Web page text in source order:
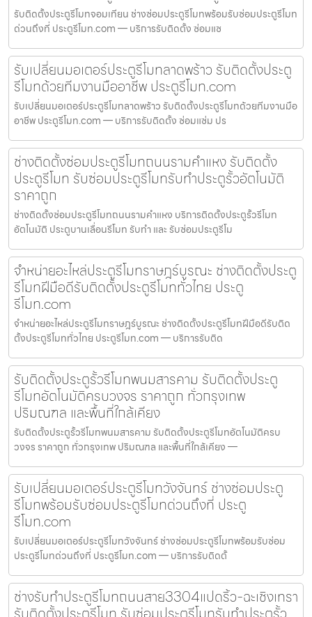
รับติดตั้งประตูรีโมทจอมเทียน ช่างซ่อมประตูรีโมทพร้อมรับซ่อมประตูรีโมท
ด่วนถึงที่ ประตูรีโมท.com — บริการรับติดตั้ง ซ่อมแซ
รับเปลี่ยนมอเตอร์ประตูรีโมทลาดพร้าว รับติดตั้งประตู
รีโมทด้วยทีมงานมืออาชีพ ประตูรีโมท.com
รับเปลี่ยนมอเตอร์ประตูรีโมทลาดพร้าว รับติดตั้งประตูรีโมทด้วยทีมงานมือ
อาชีพ ประตูรีโมท.com — บริการรับติดตั้ง ซ่อมแซ่ม ปร
ช่างติดตั้งซ่อมประตูรีโมทถนนรามคำแหง รับติดตั้ง
ประตูรีโมท รับซ่อมประตูรีโมทรับทำประตูรั้วอัตโนมัติ
ราคาถูก
ช่างติดตั้งซ่อมประตูรีโมทถนนรามคำแหง บริการติดตั้งประตูรั้วรีโมท
อัตโนมัติ ประตูบานเลื่อนรีโมท รับทำ และ รับซ่อมประตูรีโม
จำหน่ายอะไหล่ประตูรีโมทราษฎร์บูรณะ ช่างติดตั้งประตู
รีโมทฝีมือดีรับติดตั้งประตูรีโมททั่วไทย ประตู
รีโมท.com
จำหน่ายอะไหล่ประตูรีโมทราษฎร์บูรณะ ช่างติดตั้งประตูรีโมทฝีมือดีรับติด
ตั้งประตูรีโมททั่วไทย ประตูรีโมท.com — บริการรับติด
รับติดตั้งประตูรั้วรีโมทพนมสารคาม รับติดตั้งประตู
รีโมทอัตโนมัติครบวงจร ราคาถูก ทั่วกรุงเทพ
ปริมณฑล และพื้นที่ใกล้เคียง
รับติดตั้งประตูรั้วรีโมทพนมสารคาม รับติดตั้งประตูรีโมทอัตโนมัติครบ
วงจร ราคาถูก ทั่วกรุงเทพ ปริมณฑล และพื้นที่ใกล้เคียง —
รับเปลี่ยนมอเตอร์ประตูรีโมทวังจันทร์ ช่างซ่อมประตู
รีโมทพร้อมรับซ่อมประตูรีโมทด่วนถึงที่ ประตู
รีโมท.com
รับเปลี่ยนมอเตอร์ประตูรีโมทวังจันทร์ ช่างซ่อมประตูรีโมทพร้อมรับซ่อม
ประตูรีโมทด่วนถึงที่ ประตูรีโมท.com — บริการรับติดตั้
ช่างรับทำประตูรีโมทถนนสาย3304แปดริ้ว-ฉะเชิงเทรา